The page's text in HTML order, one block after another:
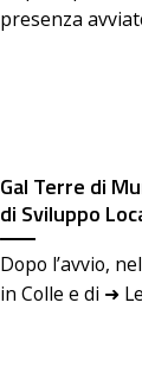
presenza
Gal Terre di
di Sviluppo
Dopo l’avvio,
in Colle e di ➜